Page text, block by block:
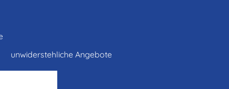
unwiderstehliche Angebote